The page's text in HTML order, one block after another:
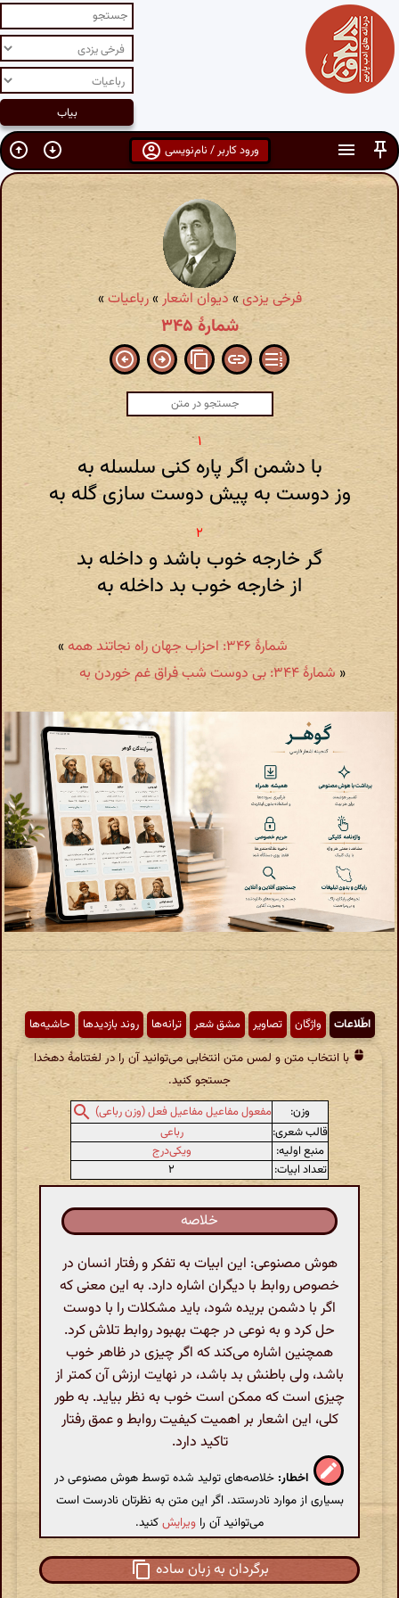
ورود کاربر / نام‌نویسی
فرخی یزدی»دیوان اشعار »رباعیات»
شمارهٔ ۳۴۵
با دشمن اگر پاره کنی سلسله به
وز دوست به پیش دوست سازی گله به
گر خارجه خوب باشد و داخله بد
از خارجه خوب بد داخله به
شمارهٔ ۳۴۶: احزاب جهان راه نجاتند همه
»
« شمارهٔ ۳۴۴: بی دوست شب فراق غم خوردن به
اطّلاعات واژگان تصاویر مشق شعر ترانه‌ها روند بازدیدها حاشیه‌ها
با انتخاب متن و لمس متن انتخابی می‌توانید آن را در لغتنامهٔ دهخدا
جستجو کنید.
وزن:
مفعول مفاعیل مفاعیل فعل (وزن رباعی)
قالب شعری:
رباعی
منبع اولیه:
ویکی‌درج
تعداد ابیات:
۲
خلاصه
هوش مصنوعی: این ابیات به تفکر و رفتار انسان در
خصوص روابط با دیگران اشاره دارد. به این معنی که
اگر با دشمن بریده شود، باید مشکلات را با دوست
حل کرد و به نوعی در جهت بهبود روابط تلاش کرد.
همچنین اشاره می‌کند که اگر چیزی در ظاهر خوب
باشد، ولی باطنش بد باشد، در نهایت ارزش آن کمتر از
چیزی است که ممکن است خوب به نظر بیاید. به طور
کلی، این اشعار بر اهمیت کیفیت روابط و عمق رفتار
تاکید دارد.
اخطار: خلاصه‌های تولید شده توسط هوش مصنوعی در
بسیاری از موارد نادرستند. اگر این متن به نظرتان نادرست است
می‌توانید آن را ویرایشکنید.
برگردان به زبان ساده